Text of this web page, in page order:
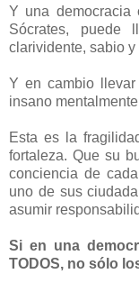
Y una democracia
Sócrates, puede
clarividente, sabio
Y en cambio
insano
Esta es la
fortaleza. Que su
conciencia de
uno de sus
asumir
Si en una
TODOS, no sólo